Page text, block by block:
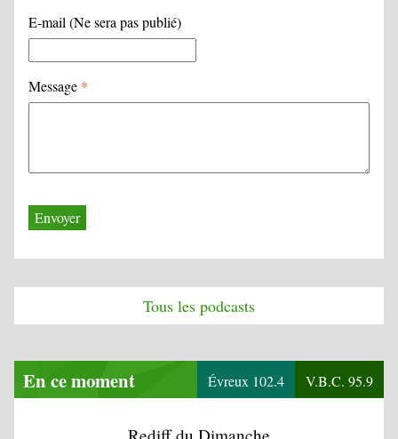
E-mail (Ne sera pas publié)
Message *
Tous les podcasts
En ce moment Évreux 102.4 V.B.C. 95.9